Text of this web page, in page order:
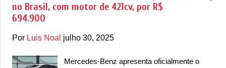
Chamado de ‘Cupra Showcar’, o novo
futuro para a empresa. Até o momento pouco
que ele seja aqueles conceitos futuristas – o
no Brasil, com motor de 421cv, por R$
694.900
Por Luis Noal julho 30, 2025
Mercedes-Benz apresenta oficialmente o